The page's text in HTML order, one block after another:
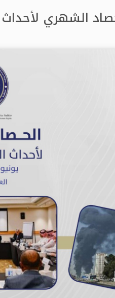
الشهري لأحداث